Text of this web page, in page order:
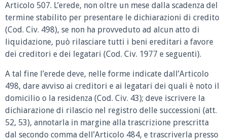
Articolo 507. L’erede, non oltre un mese dalla scadenza del
termine stabilito per presentare le dichiarazioni di credito
(Cod. Civ. 498), se non ha provveduto ad alcun atto di
liquidazione, può rilasciare tutti i beni ereditari a favore
dei creditori e dei legatari (Cod. Civ. 1977 e seguenti).
A tal fine l’erede deve, nelle forme indicate dall’Articolo
498, dare avviso ai creditori e ai legatari dei quali è noto il
domicilio o la residenza (Cod. Civ. 43); deve iscrivere la
dichiarazione di rilascio nel registro delle successioni (att.
52, 53), annotarla in margine alla trascrizione prescritta
dal secondo comma dell’Articolo 484, e trascriverla presso